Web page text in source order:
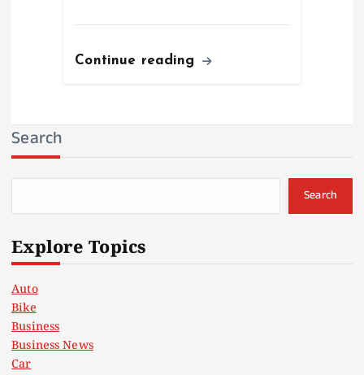
Continue reading
Search
Search
Explore Topics
Auto
Bike
Business
Business News
Car